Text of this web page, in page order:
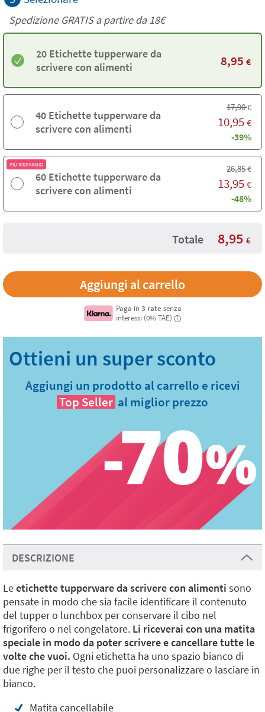
Spedizione GRATIS a partire da18€
20 Etichette tupperware da
scrivere con alimenti
8,95 €
40 Etichette tupperware da
scrivere con alimenti
17,90€
10,95 €
-39%
PIÙ RISPARMIO
60 Etichette tupperware da
scrivere con alimenti
26,85€
13,95 €
-48%
Totale 8,95 €
Paga in 3 rate senza
interessi (0% TAE)
i
Aggiungi un prodotto al carrello e ricevi
Top Seller al miglior prezzo
DESCRIZIONE
Leetichette tupperware da scrivere con alimenti sono
pensate in modo che sia facile identificare il contenuto
del tupper o lunchbox per conservare il cibo nel
frigorifero o nel congelatore. Li riceverai con una matita
speciale in modo da poter scrivere e cancellare tutte le
volte che vuoi. Ogni etichetta ha uno spazio bianco di
due righe per il testo che puoi personalizzare o lasciare in
bianco.
Matita cancellabile